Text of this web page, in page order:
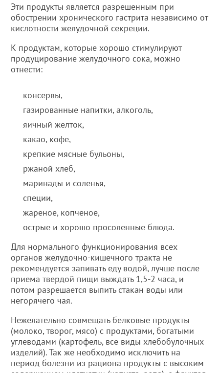
Эти продукты является разрешенным при
обострении хронического гастрита независимо от
кислотности желудочной секреции.
К продуктам, которые хорошо стимулируют
продуцирование желудочного сока, можно
отнести:
консервы,
газированные напитки, алкоголь,
яичный желток,
какао, кофе,
крепкие мясные бульоны,
ржаной хлеб,
маринады и соленья,
специи,
жареное, копченое,
острые и хорошо просоленные блюда.
Для нормального функционирования всех
органов желудочно-кишечного тракта не
рекомендуется запивать еду водой, лучше после
приема твердой пищи выждать 1,5-2 часа, и
потом разрешается выпить стакан воды или
негорячего чая.
Нежелательно совмещать белковые продукты
(молоко, творог, мясо) с продуктами, богатыми
углеводами (картофель, все виды хлебобулочных
изделий). Так же необходимо исключить на
период болезни из рациона продукты с высоким